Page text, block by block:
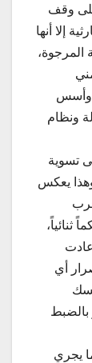
على وقف
إلا أنها
المرجوة،
وأسس
ونظام
تسوية
يعكس
ثنائياً،
أي
بالضبط
يجري